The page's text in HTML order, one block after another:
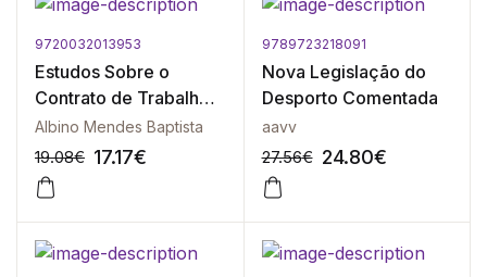
9720032013953
Estudos Sobre o
Contrato de Trabalho
Desportivo
Albino Mendes Baptista
19.08€ 17.17€
9789723218091
Nova Legislação do
Desporto Comentada
aavv
27.56€ 24.80€